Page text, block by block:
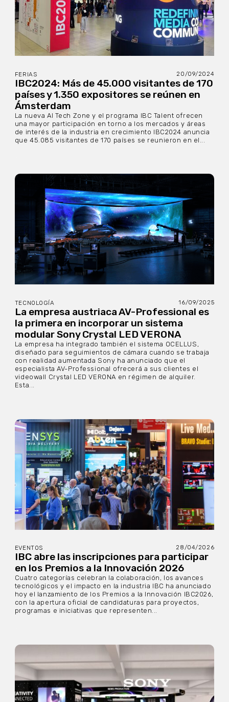
FERIAS 20/09/2024
IBC2024: Más de 45.000 visitantes de 170
países y 1.350 expositores se reúnen en
Ámsterdam
La nueva AI Tech Zone y el programa IBC Talent ofrecen
una mayor participación en torno a los mercados y áreas
de interés de la industria en crecimiento IBC2024 anuncia
que 45.085 visitantes de 170 países se reunieron en el...
TECNOLOGÍA 16/09/2025
La empresa austriaca AV-Professional es
la primera en incorporar un sistema
modular Sony Crystal LED VERONA
La empresa ha integrado también el sistema OCELLUS,
diseñado para seguimientos de cámara cuando se trabaja
con realidad aumentada Sony ha anunciado que el
especialista AV-Professional ofrecerá a sus clientes el
videowall Crystal LED VERONA en régimen de alquiler.
Esta...
EVENTOS 28/04/2026
IBC abre las inscripciones para participar
en los Premios a la Innovación 2026
Cuatro categorías celebran la colaboración, los avances
tecnológicos y el impacto en la industria IBC ha anunciado
hoy el lanzamiento de los Premios a la Innovación IBC2026,
con la apertura oficial de candidaturas para proyectos,
programas e iniciativas que representen...